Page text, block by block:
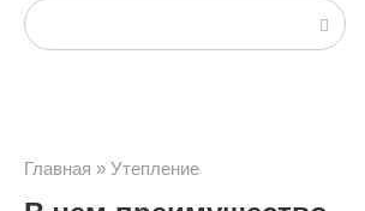
Поиск:
Главная » Утепление